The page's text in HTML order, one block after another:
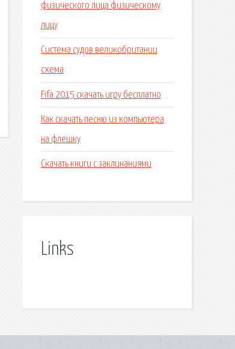
физического лица физическому
лицу
Система судов великобритании
схема
Fifa 2015 скачать игру бесплатно
Как скачать песню из компьютера
на флешку
Скачать книги с заклинаниями
Links